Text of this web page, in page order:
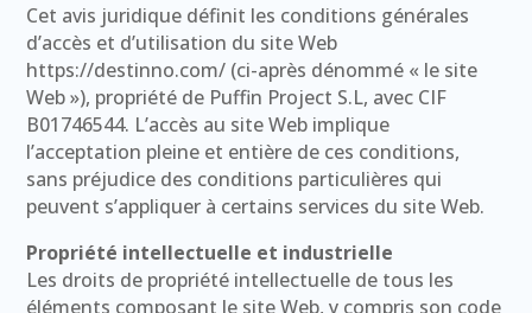
Cet avis juridique définit les conditions générales
d’accès et d’utilisation du site Web
https://destinno.com/ (ci-après dénommé « le site
Web »), propriété de Puffin Project S.L, avec CIF
B01746544. L’accès au site Web implique
l’acceptation pleine et entière de ces conditions,
sans préjudice des conditions particulières qui
peuvent s’appliquer à certains services du site Web.
Propriété intellectuelle et industrielle
Les droits de propriété intellectuelle de tous les
éléments composant le site Web, y compris son code